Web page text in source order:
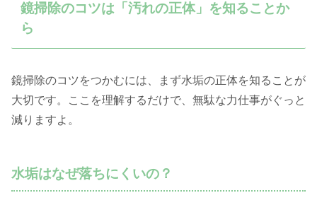
鏡掃除のコツは「汚れの正体」を知ることか
ら
鏡掃除のコツをつかむには、まず水垢の正体を知ることが
大切です。ここを理解するだけで、無駄な力仕事がぐっと
減りますよ。
水垢はなぜ落ちにくいの？